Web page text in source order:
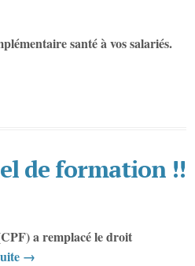
santé à vos salariés.
de formation !!
a remplacé le droit
→